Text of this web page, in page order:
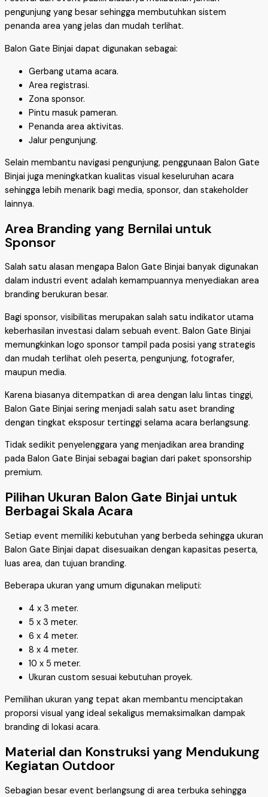
pengunjung yang besar sehingga membutuhkan sistem
penanda area yang jelas dan mudah terlihat.
Balon Gate Binjai dapat digunakan sebagai:
Gerbang utama acara.
Area registrasi.
Zona sponsor.
Pintu masuk pameran.
Penanda area aktivitas.
Jalur pengunjung.
Selain membantu navigasi pengunjung, penggunaan Balon Gate
Binjai juga meningkatkan kualitas visual keseluruhan acara
sehingga lebih menarik bagi media, sponsor, dan stakeholder
lainnya.
Area Branding yang Bernilai untuk
Sponsor
Salah satu alasan mengapa Balon Gate Binjai banyak digunakan
dalam industri event adalah kemampuannya menyediakan area
branding berukuran besar.
Bagi sponsor, visibilitas merupakan salah satu indikator utama
keberhasilan investasi dalam sebuah event. Balon Gate Binjai
memungkinkan logo sponsor tampil pada posisi yang strategis
dan mudah terlihat oleh peserta, pengunjung, fotografer,
maupun media.
Karena biasanya ditempatkan di area dengan lalu lintas tinggi,
Balon Gate Binjai sering menjadi salah satu aset branding
dengan tingkat eksposur tertinggi selama acara berlangsung.
Tidak sedikit penyelenggara yang menjadikan area branding
pada Balon Gate Binjai sebagai bagian dari paket sponsorship
premium.
Pilihan Ukuran Balon Gate Binjai untuk
Berbagai Skala Acara
Setiap event memiliki kebutuhan yang berbeda sehingga ukuran
Balon Gate Binjai dapat disesuaikan dengan kapasitas peserta,
luas area, dan tujuan branding.
Beberapa ukuran yang umum digunakan meliputi:
4 x 3 meter.
5 x 3 meter.
6 x 4 meter.
8 x 4 meter.
10 x 5 meter.
Ukuran custom sesuai kebutuhan proyek.
Pemilihan ukuran yang tepat akan membantu menciptakan
proporsi visual yang ideal sekaligus memaksimalkan dampak
branding di lokasi acara.
Material dan Konstruksi yang Mendukung
Kegiatan Outdoor
Sebagian besar event berlangsung di area terbuka sehingga